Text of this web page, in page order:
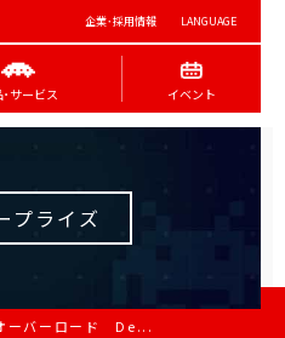
企業･採用情報 LANGUAGE
･サービス イベント
プライズ
ーバーロード De...